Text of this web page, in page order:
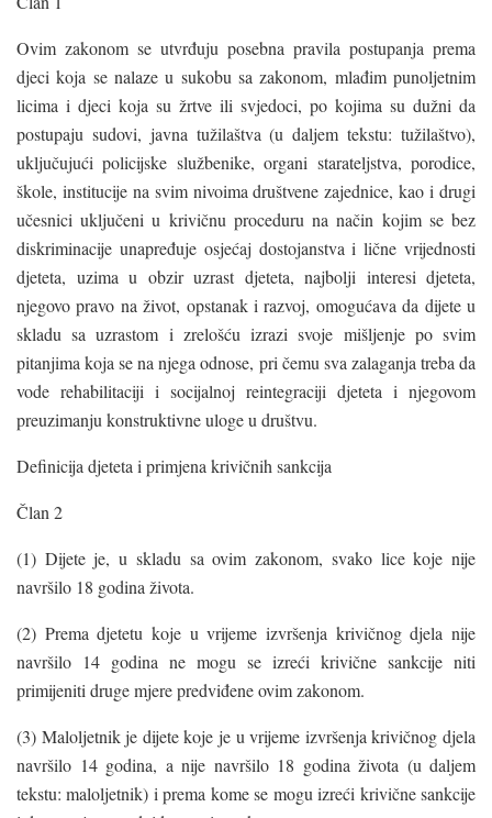
Ovim zakonom se utvrđuju posebna pravila postupanja prema
djeci koja se nalaze u sukobu sa zakonom, mlađim punoljetnim
licima i djeci koja su žrtve ili svjedoci, po kojima su dužni da
postupaju sudovi, javna tužilaštva (u daljem tekstu: tužilaštvo),
uključujući policijske službenike, organi starateljstva, porodice,
škole, institucije na svim nivoima društvene zajednice, kao i drugi
učesnici uključeni u krivičnu proceduru na način kojim se bez
diskriminacije unapređuje osjećaj dostojanstva i lične vrijednosti
djeteta, uzima u obzir uzrast djeteta, najbolji interesi djeteta,
njegovo pravo na život, opstanak i razvoj, omogućava da dijete u
skladu sa uzrastom i zrelošću izrazi svoje mišljenje po svim
pitanjima koja se na njega odnose, pri čemu sva zalaganja treba da
vode rehabilitaciji i socijalnoj reintegraciji djeteta i njegovom
preuzimanju konstruktivne uloge u društvu.
Definicija djeteta i primjena krivičnih sankcija
Član 2
(1) Dijete je, u skladu sa ovim zakonom, svako lice koje nije
navršilo 18 godina života.
(2) Prema djetetu koje u vrijeme izvršenja krivičnog djela nije
navršilo 14 godina ne mogu se izreći krivične sankcije niti
primijeniti druge mjere predviđene ovim zakonom.
(3) Maloljetnik je dijete koje je u vrijeme izvršenja krivičnog djela
navršilo 14 godina, a nije navršilo 18 godina života (u daljem
tekstu: maloljetnik) i prema kome se mogu izreći krivične sankcije